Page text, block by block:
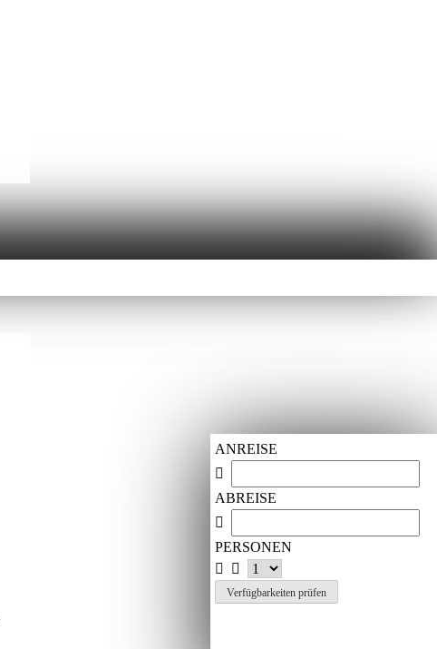
ANREISE
ABREISE
PERSONEN
Verfügbarkeiten prüfen